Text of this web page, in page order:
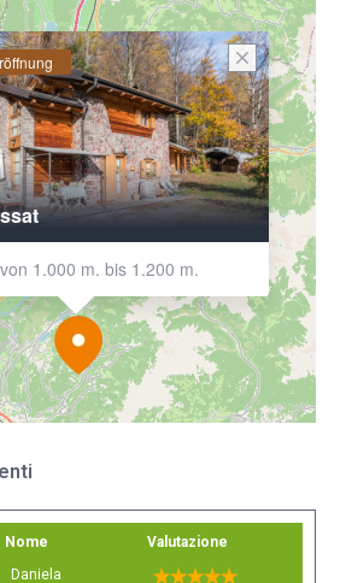
1.000 m. bis 1.200 m.
Nome
Daniela
Valutazione